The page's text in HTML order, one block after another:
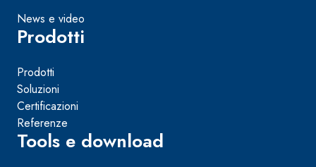
News e video
Prodotti
Prodotti
Soluzioni
Certificazioni
Referenze
Tools e download